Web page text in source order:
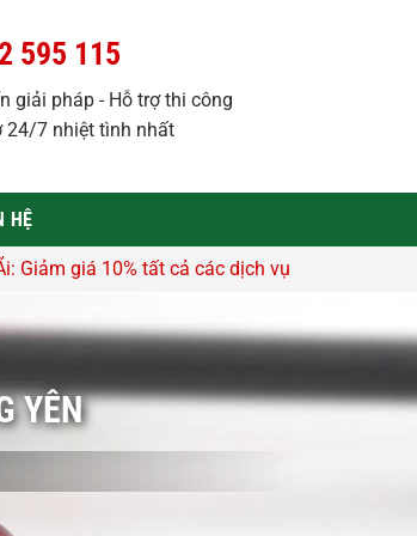
595 115
giải pháp - Hỗ trợ thi công
24/7 nhiệt tình nhất
HỆ
tất cả các dịch vụ - Hỗ trợ tư vấn, lên thiết kế
YÊN